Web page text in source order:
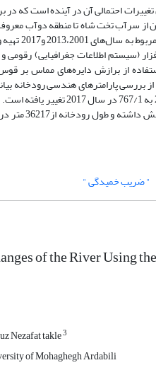
احتمالی آن در آینده است که
(سیستم اطلاعات جغرافیایی)
از برازش دایره‌های مماس بر قوس
بررسی پارامترهای هندسی رودخانه
یافته و به پیچان‌رود تبدیل شده است.
" ضریب خمیدگی "
of the River Using
Nezafat takle3
of Mohaghegh Ardabili